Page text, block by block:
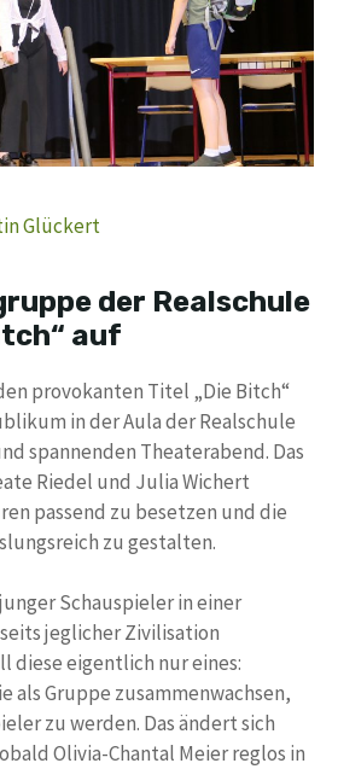
Glückert
der Realschule
auf
provokanten Titel „Die Bitch“
in der Aula der Realschule
spannenden Theaterabend. Das
Riedel und Julia Wichert
passend zu besetzen und die
zu gestalten.
Schauspieler in einer
jeglicher Zivilisation
diese eigentlich nur eines:
als Gruppe zusammenwachsen,
zu werden. Das ändert sich
Olivia-Chantal Meier reglos in